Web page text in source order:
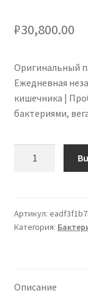
₽30,800.00
Оригинальный
Ежедневная
кишечника |
бактериями,
12-
Week
Essential
Артикул:
Категория:
Описание